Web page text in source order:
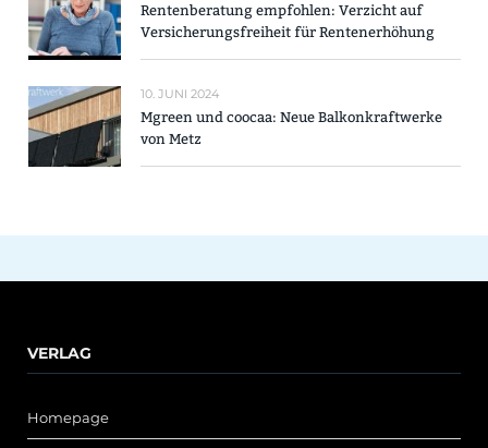
Rentenberatung empfohlen: Verzicht auf
Versicherungsfreiheit für Rentenerhöhung
10. JUNI 2024
Mgreen und coocaa: Neue Balkonkraftwerke
von Metz
VERLAG
Homepage